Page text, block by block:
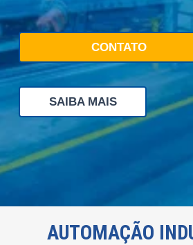
CONTATO
SAIBA MAIS
AUTOMAÇÃO